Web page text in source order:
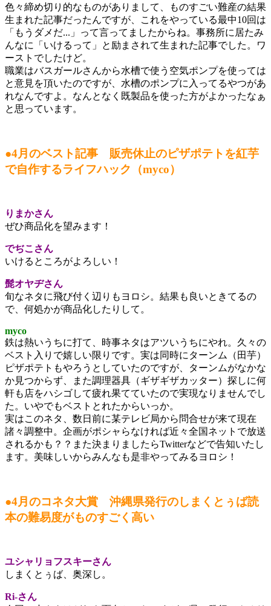
色々締め切り的なものがありまして、ものすごい難産の結果
生まれた記事だったんですが、これをやっている最中10回は
「もうダメだ...」って言ってましたからね。事務所に居たみ
んなに「いけるって」と励まされて生まれた記事でした。ワ
ーストでしたけど。
職業はバスガールさんから水槽で使う空気ポンプを使っては
と意見を頂いたのですが、水槽のポンプに入ってるやつがあ
れなんですよ。なんとなく既製品を使った方がよかったなぁ
と思っています。
●4月のベスト記事 販売休止のピザポテトを紅芋
で自作するライフハック（myco）
りまかさん
ぜひ商品化を望みます！
でぢこさん
いけるところがよろしい！
髭オヤヂさん
旬なネタに飛び付く辺りもヨロシ。結果も良いときてるの
で、何処かが商品化したりして。
myco
鉄は熱いうちに打て、時事ネタはアツいうちにやれ。久々の
ベスト入りで嬉しい限りです。実は同時にターンム（田芋）
ピザポテトもやろうとしていたのですが、ターンムがなかな
か見つからず、また調理器具（ギザギザカッター）探しに何
軒も店をハシゴして疲れ果てていたので実現なりませんでし
た。いやでもベストとれたからいっか。
実はこのネタ、数日前に某テレビ局から問合せが来て現在
諸々調整中。企画がポシャらなければ近々全国ネットで放送
されるかも？？また決まりましたらTwitterなどで告知いたし
ます。美味しいからみんなも是非やってみるヨロシ！
●4月のコネタ大賞 沖縄県発行のしまくとぅば読
本の難易度がものすごく高い
ユシャリョフスキーさん
しまくとぅば、奥深し。
Ri-さん